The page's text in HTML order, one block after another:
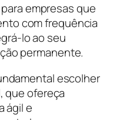
empresas que
com frequência
lo ao seu
permanente.
escolher
que ofereça
ágil e